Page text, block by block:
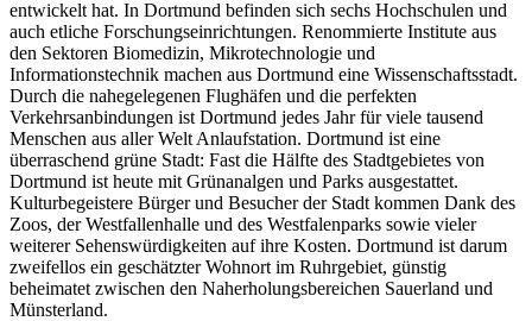
entwickelt hat. In Dortmund befinden sich sechs Hochschulen und
auch etliche Forschungseinrichtungen. Renommierte Institute aus
den Sektoren Biomedizin, Mikrotechnologie und
Informationstechnik machen aus Dortmund eine Wissenschaftsstadt.
Durch die nahegelegenen Flughäfen und die perfekten
Verkehrsanbindungen ist Dortmund jedes Jahr für viele tausend
Menschen aus aller Welt Anlaufstation. Dortmund ist eine
überraschend grüne Stadt: Fast die Hälfte des Stadtgebietes von
Dortmund ist heute mit Grünanalgen und Parks ausgestattet.
Kulturbegeistere Bürger und Besucher der Stadt kommen Dank des
Zoos, der Westfallenhalle und des Westfalenparks sowie vieler
weiterer Sehenswürdigkeiten auf ihre Kosten. Dortmund ist darum
zweifellos ein geschätzter Wohnort im Ruhrgebiet, günstig
beheimatet zwischen den Naherholungsbereichen Sauerland und
Münsterland.